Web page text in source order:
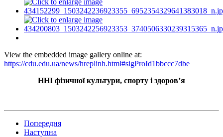
View the embedded image gallery online at:
https://cdu.edu.ua/news/hreplinh.html#sigProId1bbccc7dbe
ННІ фізичної культури, спорту і здоров’я
Попередня
Наступна